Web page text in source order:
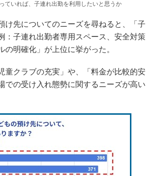
ていれば、子連れ出勤を利用したいと思うか
先についてのニーズを尋ねると、「子
：子連れ出勤者専用スペース、安全対策
明確化」が上位に挙がった。
クラブの充実」や、「料金が比較的安
での受け入れ態勢に関するニーズが高い